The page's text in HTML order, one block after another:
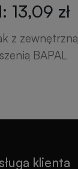
13,09 zł
z zewnętrzną
BAPAL
klienta